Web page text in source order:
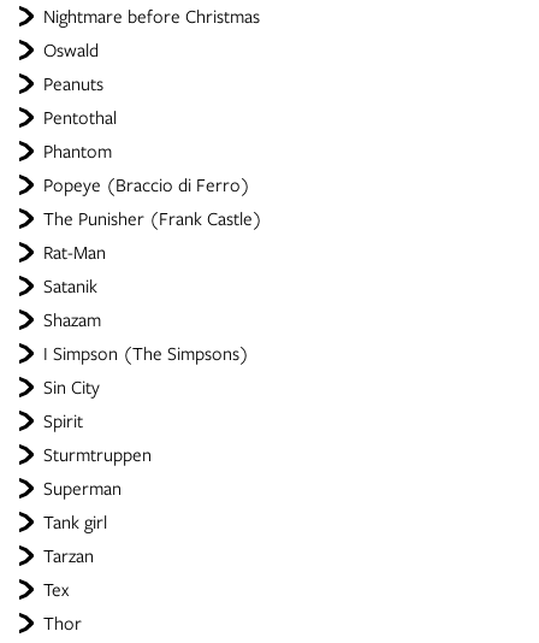
Nightmare before Christmas
Oswald
Peanuts
Pentothal
Phantom
Popeye (Braccio di Ferro)
The Punisher (Frank Castle)
Rat-Man
Satanik
Shazam
I Simpson (The Simpsons)
Sin City
Spirit
Sturmtruppen
Superman
Tank girl
Tarzan
Tex
Thor